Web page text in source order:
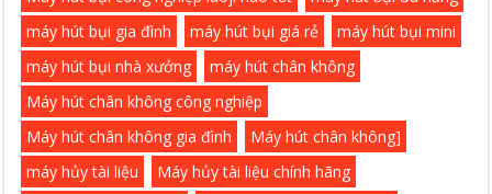
máy hút bụi gia đình
máy hút bụi giá rẻ
máy hút bụi mini
máy hút bụi nhà xưởng
máy hút chân không
Máy hút chân không công nghiệp
Máy hút chân không gia đình
Máy hút chân không]
máy hủy tài liệu
Máy hủy tài liệu chính hãng